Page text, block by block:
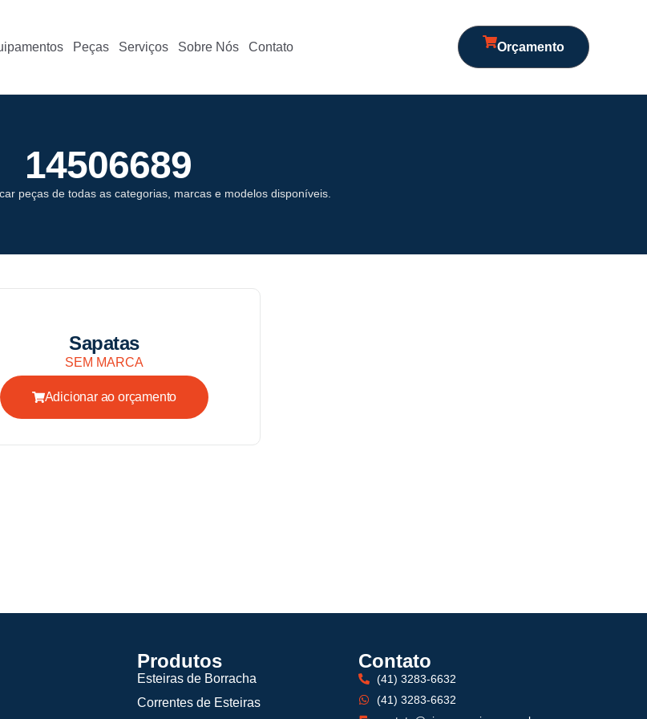
Peças Serviços Sobre Nós Contato Orçamento
14506689
peças de todas as categorias, marcas e modelos disponíveis.
Sapatas
SEM MARCA
Adicionar ao orçamento
Produtos
Esteiras de Borracha
Correntes de Esteiras
Contato
(41) 3283-6632
(41) 3283-6632